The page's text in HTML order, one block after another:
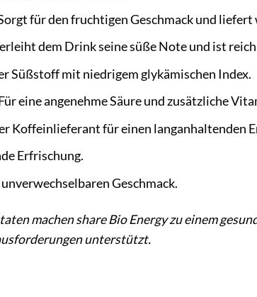
für den fruchtigen Geschmack und
dem Drink seine süße Note und ist
Süßstoff mit niedrigem glykämischen Index.
eine angenehme Säure und zusätzliche
Koffeinlieferant für einen langanhaltenden
Erfrischung.
Geschmack.
machen share Bio Energy zu einem
unterstützt.